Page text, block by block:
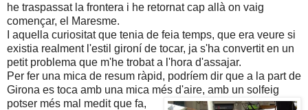
he traspassat la frontera i he retornat cap allà on vaig
començar, el Maresme.
I aquella curiositat que tenia de feia temps, que era veure si
existia realment l'estil gironí de tocar, ja s'ha convertit en un
petit problema que m'he trobat a l'hora d'assajar.
Per fer una mica de resum ràpid, podríem dir que a la part de
Girona es toca amb una mica més d'aire, amb un solfeig
potser més mal medit que fa,